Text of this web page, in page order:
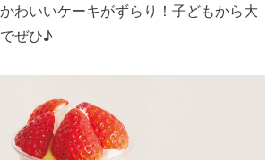
わいいケーキがずらり！子どもから大
ぜひ♪